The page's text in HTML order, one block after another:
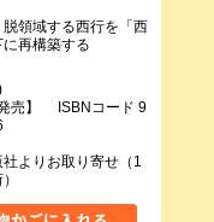
領域する西行を「西
再構築する
発売】 ISBNコード 9
よりお取り寄せ（1